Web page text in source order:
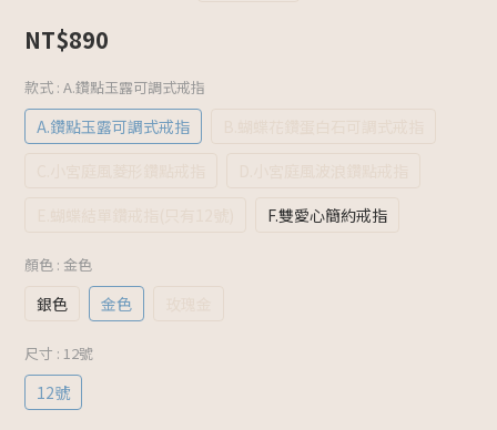
NT$890
款式 : A.鑽點玉露可調式戒指
A.鑽點玉露可調式戒指
F.雙愛心簡約戒指
顏色 : 金色
銀色 金色
尺寸 : 12號
12號